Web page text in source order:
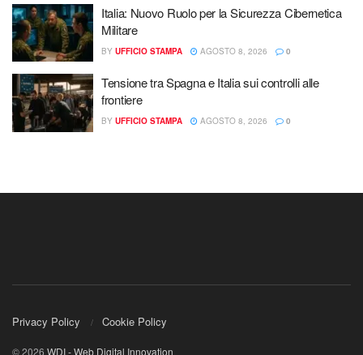
Italia: Nuovo Ruolo per la Sicurezza Cibernetica
Militare
BY UFFICIO STAMPA AGOSTO 8, 2026 0
Tensione tra Spagna e Italia sui controlli alle
frontiere
BY UFFICIO STAMPA AGOSTO 8, 2026 0
Privacy Policy Cookie Policy
© 2026 WDI - Web Digital Innovation